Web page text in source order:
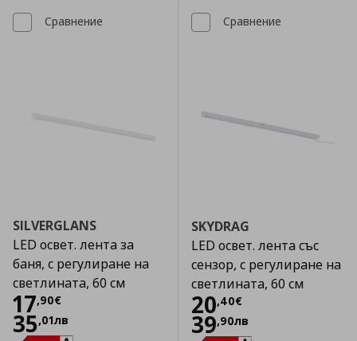
Сравнение
SILVERGLANS
LED освет. лента за
баня, с регулиране на
светлината, 60 см
17,90€
Цена
35,01лв
Сравнение
SKYDRAG
LED освет. лента със
сензор, с регулиране на
светлината, 60 см
20,40€
Цена
39,90лв